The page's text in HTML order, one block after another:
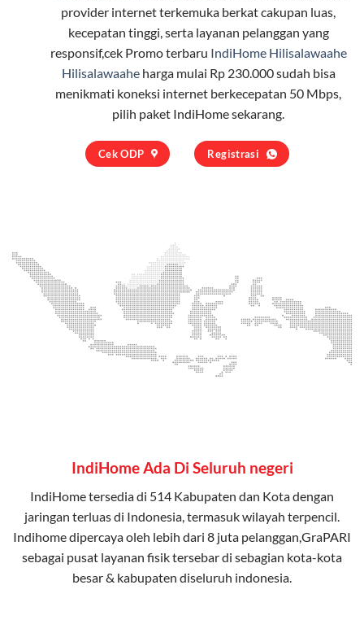
provider internet terkemuka berkat cakupan luas,
kecepatan tinggi, serta layanan pelanggan yang
responsif,cek Promo terbaru IndiHome Hilisalawaahe
Hilisalawaaheharga mulai Rp 230.000 sudah bisa
menikmati koneksi internet berkecepatan 50 Mbps,
pilih paket IndiHomesekarang.
Cek ODP Registrasi
IndiHome Ada Di Seluruh negeri
IndiHome tersedia di 514 Kabupaten dan Kota dengan
jaringan terluas di Indonesia, termasuk wilayah terpencil.
Indihome dipercaya oleh lebih dari 8 juta pelanggan,GraPARI
sebagai pusat layanan fisik tersebar di sebagian kota-kota
besar & kabupaten diseluruh indonesia.